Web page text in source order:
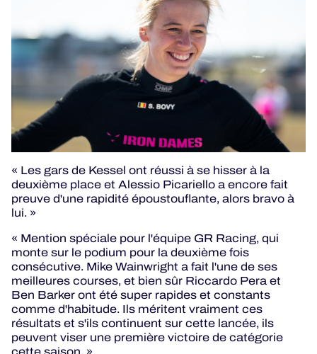
« Les gars de Kessel ont réussi à se hisser à la
deuxième place et Alessio Picariello a encore fait
preuve d'une rapidité époustouflante, alors bravo à
lui. »
« Mention spéciale pour l'équipe GR Racing, qui
monte sur le podium pour la deuxième fois
consécutive. Mike Wainwright a fait l'une de ses
meilleures courses, et bien sûr Riccardo Pera et
Ben Barker ont été super rapides et constants
comme d'habitude. Ils méritent vraiment ces
résultats et s'ils continuent sur cette lancée, ils
peuvent viser une première victoire de catégorie